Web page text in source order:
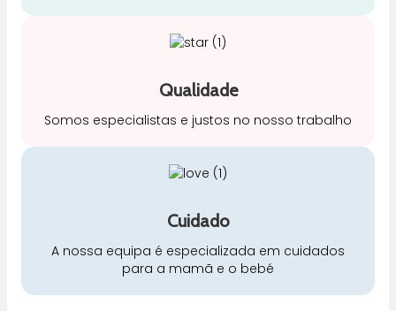
Qualidade
Somos especialistas e justos no nosso trabalho
Cuidado
A nossa equipa é especializada em cuidados
para a mamã e o bebé